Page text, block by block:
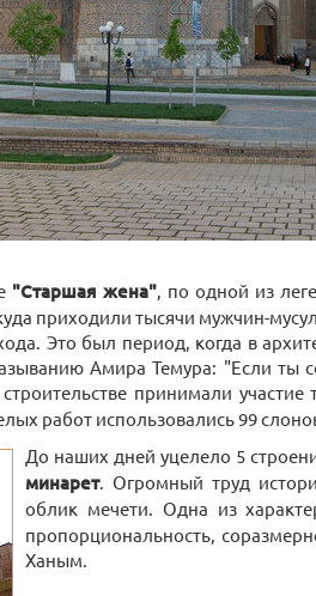
"Старшая жена", по одной из
приходили тысячи мужчин-
Это был период, когда в
Амира Темура: "Если
принимали
работ использовались 99
До наших дней уцелело 5
минарет. Огромный труд
облик мечети. Одна из
пропорциональность,
Ханым.